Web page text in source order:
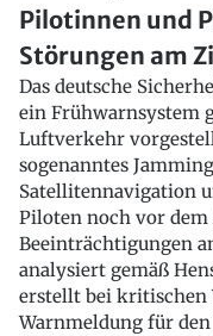
Pilotinnen und
Störungen am
Das deutsche
ein Frühwarnsystem
Luftverkehr
sogenanntes
Satellitennavigation
Piloten noch vor
Beeinträchtigungen
analysiert gemäß
erstellt bei kritischen
Warnmeldung für